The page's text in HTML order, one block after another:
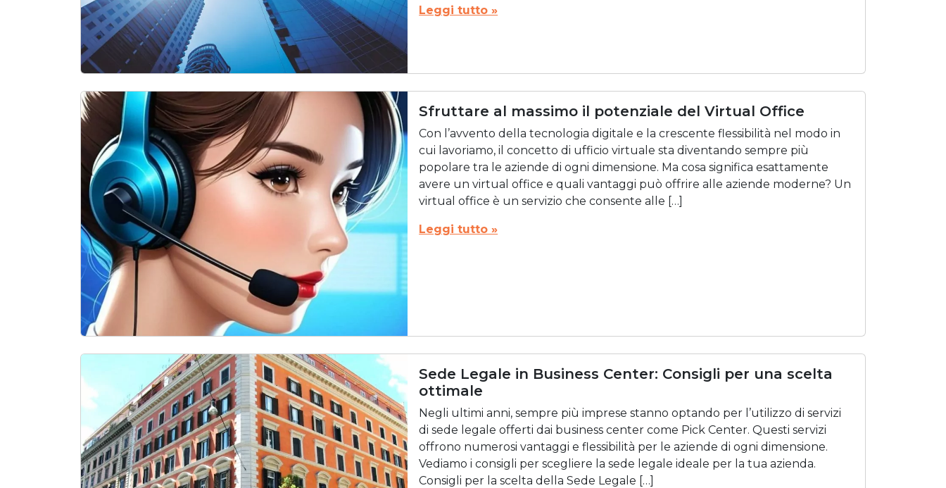
Leggi tutto »
Sfruttare al massimo il potenziale del Virtual Office
Con l’avvento della tecnologia digitale e la crescente flessibilità nel modo in
cui lavoriamo, il concetto di ufficio virtuale sta diventando sempre più
popolare tra le aziende di ogni dimensione. Ma cosa significa esattamente
avere un virtual office e quali vantaggi può offrire alle aziende moderne? Un
virtual office è un servizio che consente alle […]
Leggi tutto »
Sede Legale in Business Center: Consigli per una scelta
ottimale
Negli ultimi anni, sempre più imprese stanno optando per l’utilizzo di servizi
di sede legale offerti dai business center come Pick Center. Questi servizi
offrono numerosi vantaggi e flessibilità per le aziende di ogni dimensione.
Vediamo i consigli per scegliere la sede legale ideale per la tua azienda.
Consigli per la scelta della Sede Legale […]